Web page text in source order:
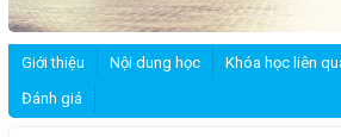
Giới thiệu Nội dung học Khóa học liên
Đánh giá